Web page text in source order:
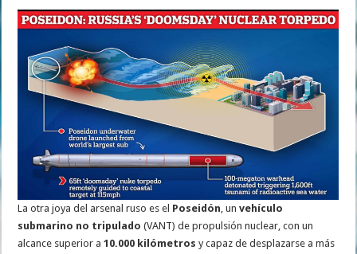
La otra joya del arsenal ruso es el Poseidón, unvehículo
submarino no tripulado (VANT) de propulsión nuclear, con un
alcance superior a10.000 kilómetros y capaz de desplazarse a más